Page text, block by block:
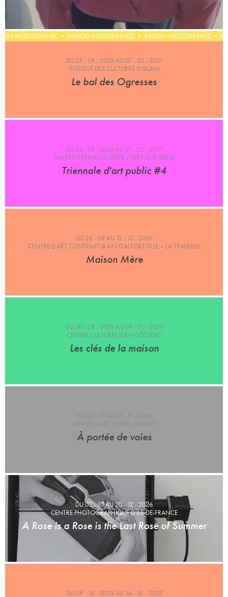
• SAISON MÉDITERRANÉE • SAISON MÉDITERRANÉE •
DU 25 - 09 - 2026 AU 07 - 02 - 2027
INSTITUT DES CULTURES D’ISLAM
Le bal des Ogresses
DU 26 - 09 - 2026 AU 27 - 02 - 2027
GALERIE FERNAND LÉGER / IVRY SUR SEINE
Triennale d'art public #4
DU 26 - 09 AU 12 - 12 - 2026
CENTRE D’ART CONTEMPORAIN D’ALFORTVILLE – LA TRAVERSE
Maison Mère
DU 30 - 09 - 2026 AU 09 - 01 - 2027
CENTRE CULTUREL JEAN COCTEAU
Les clés de la maison
À portée de voies
DU 03 - 10 AU 20 - 12 - 2026
CENTRE PHOTOGRAPHIQUE D’ÎLE-DE-FRANCE
A Rose is a Rose is the Last Rose of Summer
DU 09 - 10 - 2026 AU 16 - 01 - 2027